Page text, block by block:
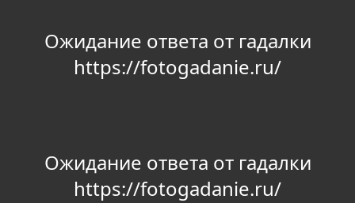
Ожидание ответа от гадалки
https://fotogadanie.ru/
Ожидание ответа от гадалки
https://fotogadanie.ru/